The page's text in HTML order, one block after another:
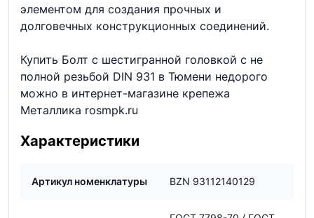
элементом для создания прочных и
долговечных конструкционных соединений.
Купить Болт с шестигранной головкой с не
полной резьбой DIN 931 в Тюмени недорого
можно в интернет-магазине крепежа
Металлика rosmpk.ru
Характеристики
Артикул номенклатуры BZN 93112140129